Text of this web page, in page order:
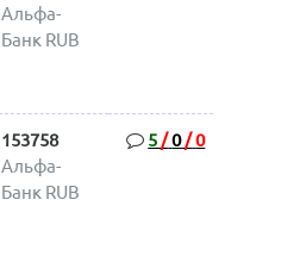
Альфа-
Банк RUB
153758
Альфа-
Банк RUB
5 /0/0